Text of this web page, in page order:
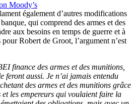
Moody’s
également d’autres modifications
qui comprend des armes et des
aux besoins en temps de guerre et à
Robert de Groot, l’argument n’est
finance des armes et des munitions,
feront aussi. Je n’ai jamais entendu
des armes et des munitions grâce
les empereurs qui voulaient faire la